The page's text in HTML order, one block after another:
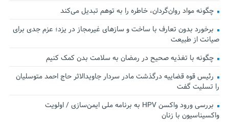
چگونه مواد روان‌گردان، خاطره را به توهم تبدیل می‌کند
برخورد بدون تعارف با ساخت‌ و سازهای غیرمجاز در یزد؛ عزم جدی برای
صیانت از طبیعت
چگونه با تغذیه صحیح در رمضان به سلامت بدن کمک کنیم
رئیس قوه قضاییه درگذشت مادر سردار جاویدالاثر حاج احمد متوسلیان
را تسلیت گفت
بررسی ورود واکسن HPV به برنامه ملی ایمن‌سازی / اولویت
واکسیناسیون با زنان